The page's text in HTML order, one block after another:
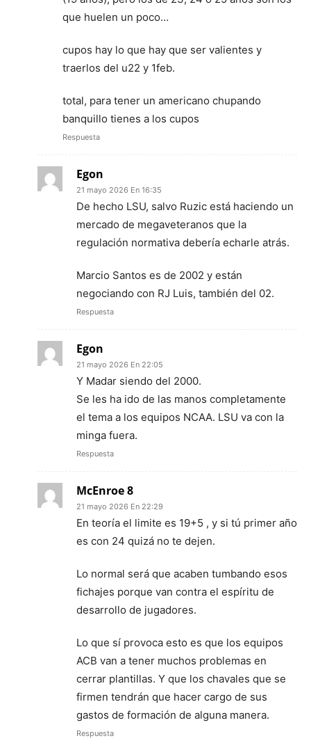
que huelen un poco…
cupos hay lo que hay que ser valientes y
traerlos del u22 y 1feb.
total, para tener un americano chupando
banquillo tienes a los cupos
Respuesta
Egon
21 mayo 2026 En 16:35
De hecho LSU, salvo Ruzic está haciendo un
mercado de megaveteranos que la
regulación normativa debería echarle atrás.
Marcio Santos es de 2002 y están
negociando con RJ Luis, también del 02.
Respuesta
Egon
21 mayo 2026 En 22:05
Y Madar siendo del 2000.
Se les ha ido de las manos completamente
el tema a los equipos NCAA. LSU va con la
minga fuera.
Respuesta
McEnroe 8
21 mayo 2026 En 22:29
En teoría el limite es 19+5 , y si tú primer año
es con 24 quizá no te dejen.
Lo normal será que acaben tumbando esos
fichajes porque van contra el espíritu de
desarrollo de jugadores.
Lo que sí provoca esto es que los equipos
ACB van a tener muchos problemas en
cerrar plantillas. Y que los chavales que se
firmen tendrán que hacer cargo de sus
gastos de formación de alguna manera.
Respuesta